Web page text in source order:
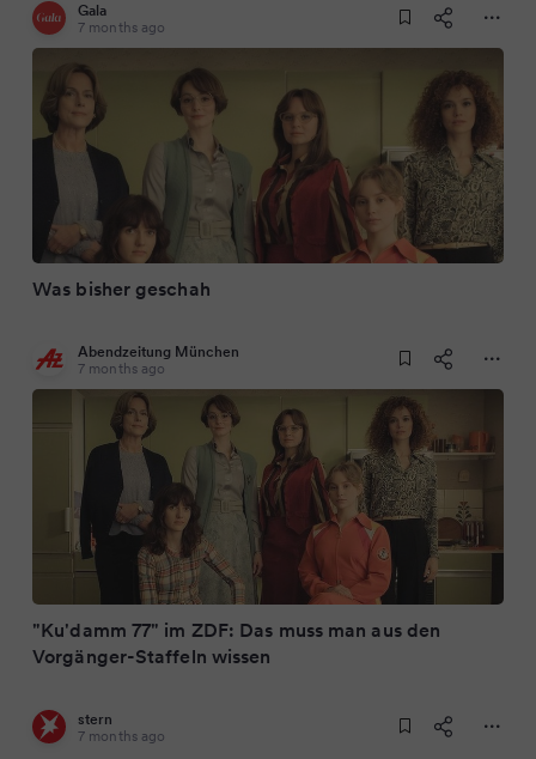
Gala
7 months ago
Was bisher geschah
Abendzeitung München
7 months ago
"Ku'damm 77" im ZDF: Das muss man aus den
Vorgänger-Staffeln wissen
stern
7 months ago